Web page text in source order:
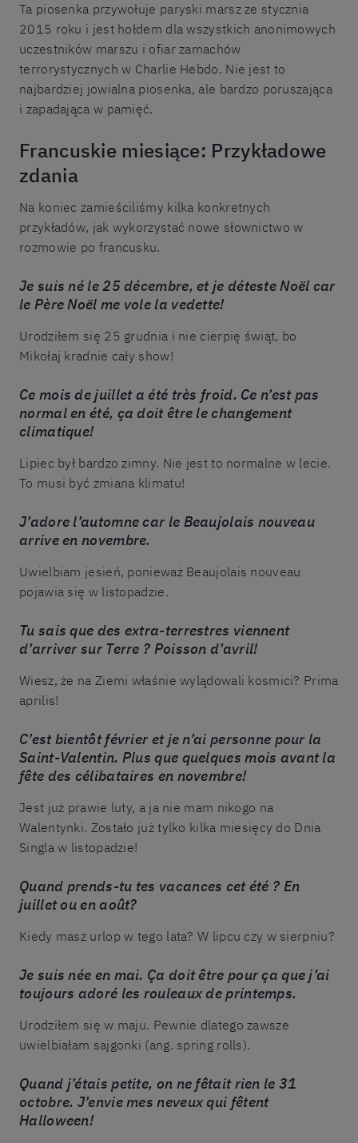
Ta piosenka przywołuje paryski marsz ze stycznia
2015 roku i jest hołdem dla wszystkich anonimowych
uczestników marszu i ofiar zamachów
terrorystycznych w Charlie Hebdo. Nie jest to
najbardziej jowialna piosenka, ale bardzo poruszająca
i zapadająca w pamięć.
Francuskie miesiące: Przykładowe
zdania
Na koniec zamieściliśmy kilka konkretnych
przykładów, jak wykorzystać nowe słownictwo w
rozmowie po francusku.
Je suis né le 25 décembre, et je déteste Noël car
le Père Noël me vole la vedette!
Urodziłem się 25 grudnia i nie cierpię świąt, bo
Mikołaj kradnie cały show!
Ce mois de juillet a été très froid. Ce n’est pas
normal en été, ça doit être le changement
climatique!
Lipiec był bardzo zimny. Nie jest to normalne w lecie.
To musi być zmiana klimatu!
J’adore l’automne car le Beaujolais nouveau
arrive en novembre.
Uwielbiam jesień, ponieważ Beaujolais nouveau
pojawia się w listopadzie.
Tu sais que des extra-terrestres viennent
d’arriver sur Terre ? Poisson d’avril!
Wiesz, że na Ziemi właśnie wylądowali kosmici? Prima
aprilis!
C’est bientôt février et je n’ai personne pour la
Saint-Valentin. Plus que quelques mois avant la
fête des célibataires en novembre!
Jest już prawie luty, a ja nie mam nikogo na
Walentynki. Zostało już tylko kilka miesięcy do Dnia
Singla w listopadzie!
Quand prends-tu tes vacances cet été ? En
juillet ou en août?
Kiedy masz urlop w tego lata? W lipcu czy w sierpniu?
Je suis née en mai. Ça doit être pour ça que j’ai
toujours adoré les rouleaux de printemps.
Urodziłem się w maju. Pewnie dlatego zawsze
uwielbiałam sajgonki (ang. spring rolls).
Quand j’étais petite, on ne fêtait rien le 31
octobre. J’envie mes neveux qui fêtent
Halloween!